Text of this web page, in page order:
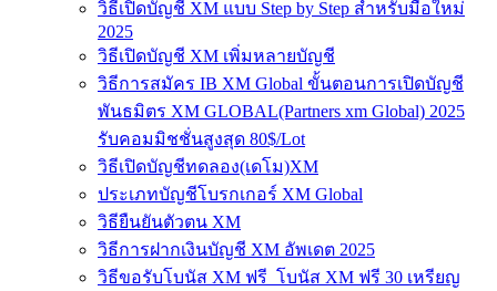
วิธีเปิดบัญชี XM แบบ Step by Step สำหรับมือใหม่
2025
วิธีเปิดบัญชี XM เพิ่มหลายบัญชี
วิธีการสมัคร IB XM Global ขั้นตอนการเปิดบัญชี
พันธมิตร XM GLOBAL(Partners xm Global) 2025
รับคอมมิชชั่นสูงสุด 80$/Lot
วิธีเปิดบัญชีทดลอง(เดโม)XM
ประเภทบัญชีโบรกเกอร์ XM Global
วิธียืนยันตัวตน XM
วิธีการฝากเงินบัญชี XM อัพเดต 2025
วิธีขอรับโบนัส XM ฟรี โบนัส XM ฟรี 30 เหรียญ